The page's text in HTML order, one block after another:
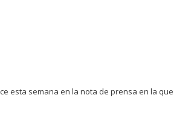
esta semana en la nota de prensa en la que